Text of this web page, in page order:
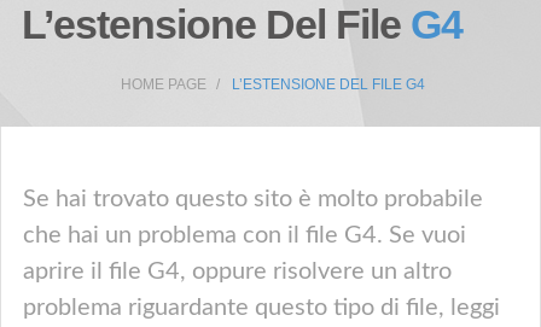
L’estensione Del File G4
HOME PAGE L’ESTENSIONE DEL FILE G4
Se hai trovato questo sito è molto probabile
che hai un problema con il file G4. Se vuoi
aprire il file G4, oppure risolvere un altro
problema riguardante questo tipo di file, leggi